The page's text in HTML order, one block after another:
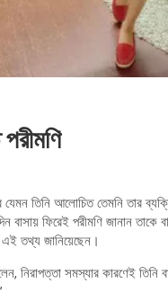
যেমন তিনি আলোচিত তেমনি তার
ফিরেই পরীমণি জানান তাকে
এই তথ্য জানিয়েছেন।
নিরাপত্তা সমস্যার কারণেই